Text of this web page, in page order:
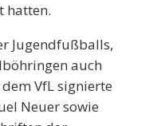
hatten.
Jugendfußballs,
auch
VfL signierte
Neuer sowie